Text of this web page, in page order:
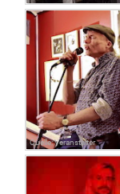
Quelle: Veranstalter